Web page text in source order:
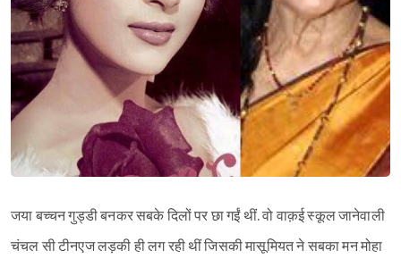
जया बच्चन गुड्डी बनकर सबके दिलों पर छा गईं थीं. वो वाक़ई स्कूल जानेवाली
चंचल सी टीनएज लड़की ही लग रही थीं जिसकी मासूमियत ने सबका मन मोहा